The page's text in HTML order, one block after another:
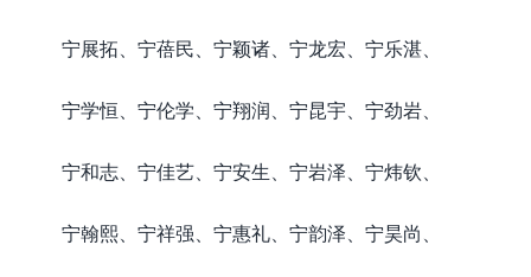
宁展拓、宁蓓民、宁颖诸、宁龙宏、宁乐湛、
宁学恒、宁伦学、宁翔润、宁昆宇、宁劲岩、
宁和志、宁佳艺、宁安生、宁岩泽、宁炜钦、
宁翰熙、宁祥强、宁惠礼、宁韵泽、宁昊尚、